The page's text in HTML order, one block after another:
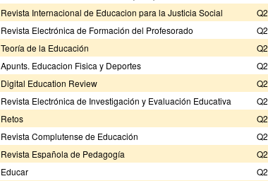
Revista Internacional de Educacion para la Justicia Social Q2
Revista Electrónica de Formación del Profesorado Q2
Teoría de la Educación Q2
Apunts. Educacion Fisica y Deportes Q2
Digital Education Review Q2
Revista Electrónica de Investigación y Evaluación Educativa Q2
Retos Q2
Revista Complutense de Educación Q2
Revista Española de Pedagogía Q2
Educar Q2